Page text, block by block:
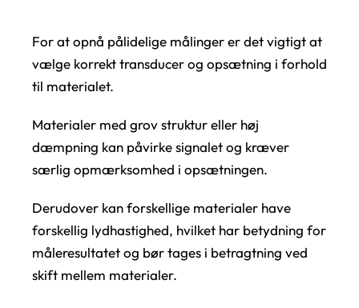
For at opnå pålidelige målinger er det vigtigt at
vælge korrekt transducer og opsætning i forhold
til materialet.
Materialer med grov struktur eller høj
dæmpning kan påvirke signalet og kræver
særlig opmærksomhed i opsætningen.
Derudover kan forskellige materialer have
forskellig lydhastighed, hvilket har betydning for
måleresultatet og bør tages i betragtning ved
skift mellem materialer.